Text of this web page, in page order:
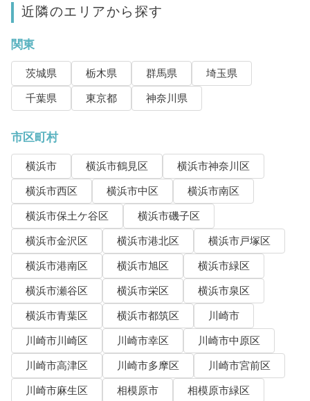
近隣のエリアから探す
関東
茨城県 栃木県 群馬県
埼玉県
千葉県
東京都 神奈川県
市区町村
横浜市 横浜市鶴見区
横浜市神奈川区
横浜市西区
横浜市中区
横浜市南区
横浜市保土ケ谷区
横浜市磯子区
横浜市金沢区
横浜市港北区
横浜市戸塚区
横浜市港南区
横浜市旭区
横浜市緑区
横浜市瀬谷区
横浜市栄区
横浜市泉区
横浜市青葉区
横浜市都筑区
川崎市
川崎市川崎区
川崎市幸区
川崎市中原区
川崎市高津区
川崎市多摩区
川崎市宮前区
川崎市麻生区
相模原市
相模原市緑区